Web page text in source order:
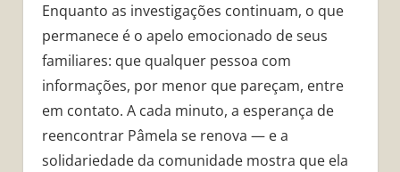
Enquanto as investigações continuam, o que
permanece é o apelo emocionado de seus
familiares: que qualquer pessoa com
informações, por menor que pareçam, entre
em contato. A cada minuto, a esperança de
reencontrar Pâmela se renova — e a
solidariedade da comunidade mostra que ela